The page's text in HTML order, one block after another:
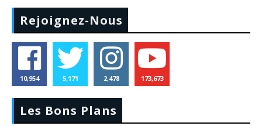
Rejoignez-Nous
10,954 5,171 2,478 173,673
Les Bons Plans